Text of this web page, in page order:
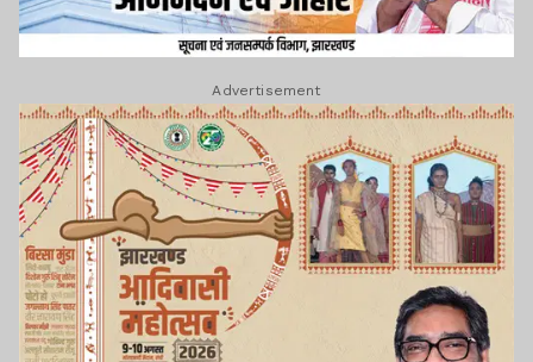
Advertisement